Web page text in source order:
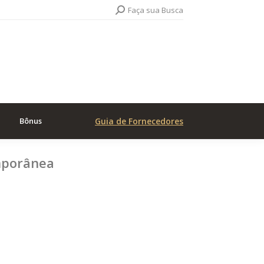
Search:Faça sua Busca
Bônus Guia de Fornecedores